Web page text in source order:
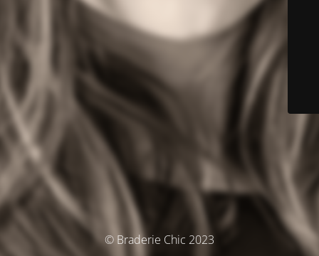
© Braderie Chic 2023